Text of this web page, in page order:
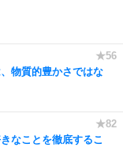
物質的豊かさではな
なことを徹底するこ